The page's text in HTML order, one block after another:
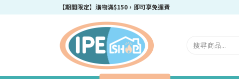
成為IPEshop會員，新會員即可獲得迎新$50購物優惠碼！